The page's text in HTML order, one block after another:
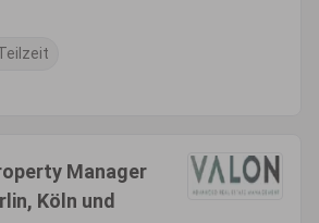
Manager
Köln und